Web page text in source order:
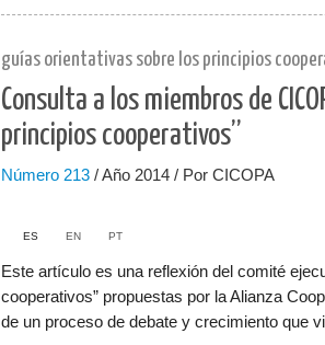
guías orientativas sobre los principios
Consulta a los miembros de
principios cooperativos”
Número 213 / Año 2014 / Por CICOPA
ES EN PT
Este artículo es una reflexión del comité
cooperativos” propuestas por la Alianza
de un proceso de debate y crecimiento que